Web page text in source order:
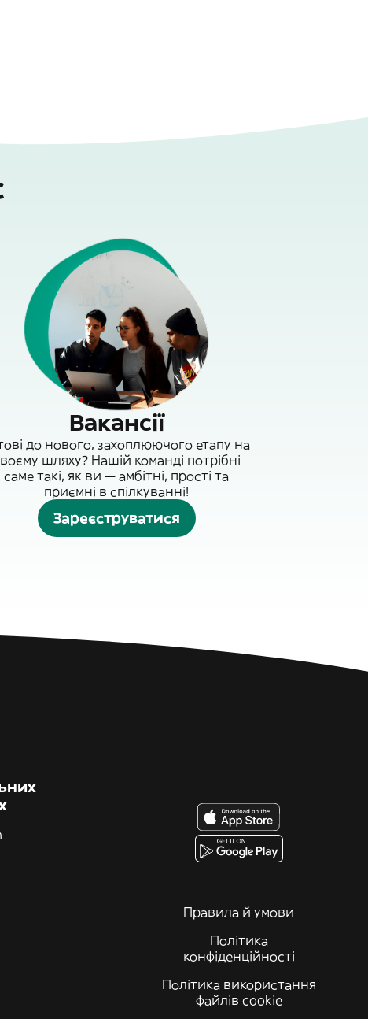
Вакансії
до нового, захоплюючого етапу на
шляху? Нашій команді потрібні
саме такі, як ви — амбітні, прості та
приємні в спілкуванні!
Зареєструватися
Правила й умови
Політика
конфіденційності
Політика використання
файлів cookie